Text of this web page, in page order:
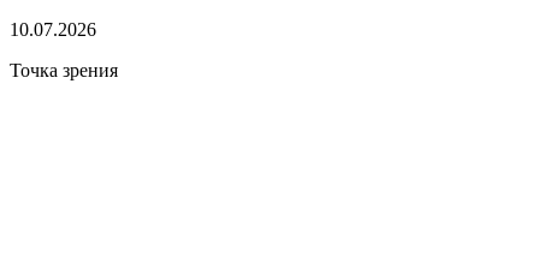
10.07.2026
Точка зрения